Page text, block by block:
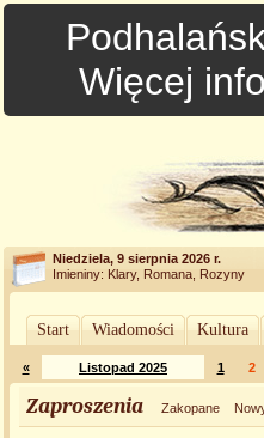
Więcej
Niedziela, 9 sierpnia 2026 r.
Imieniny: Klary, Romana, Rozyny
Start Wiadomości Kultura
« Listopad 2025 1 2
Zaproszenia Zakopane